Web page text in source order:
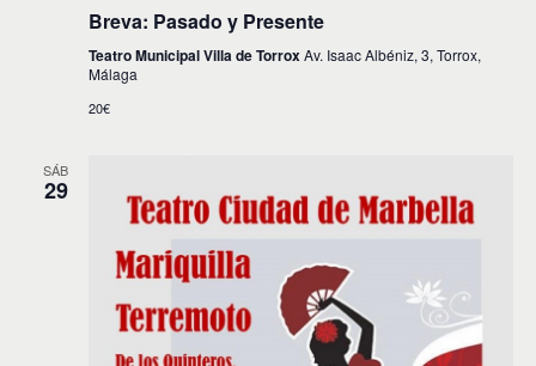
Breva: Pasado y Presente
Teatro Municipal Villa de TorroxAv. Isaac Albéniz, 3, Torrox,
Málaga
20€
SÁB
29